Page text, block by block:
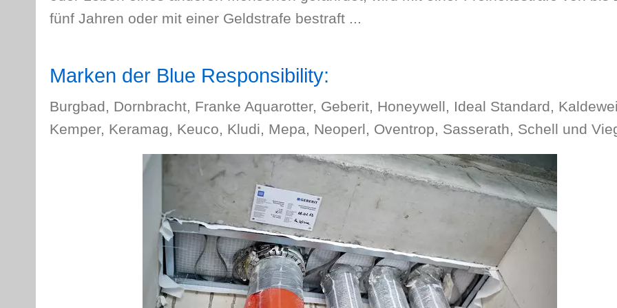
fünf Jahren oder mit einer Geldstrafe bestraft ...
Marken der Blue Responsibility:
Burgbad, Dornbracht, Franke Aquarotter, Geberit, Honeywell, Ideal Standard,
Kemper, Keramag, Keuco, Kludi, Mepa, Neoperl, Oventrop, Sasserath, Schell und